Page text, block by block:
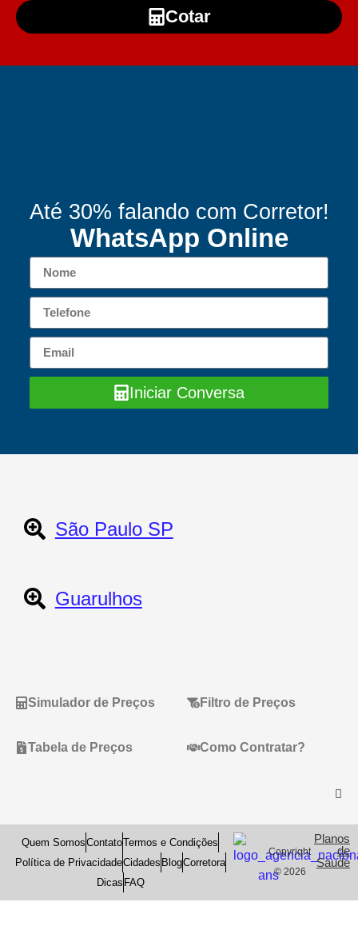
Cotar
Até 30% falando com Corretor!
WhatsApp Online
Iniciar Conversa
São Paulo SP
Guarulhos
Simulador de Preços Filtro de Preços
Tabela de Preços Como Contratar?
Quem SomosContatoTermos e Condições
Política de PrivacidadeCidades BlogCorretora
Dicas FAQ
Copyright
© 2026
Planos
de
Saude